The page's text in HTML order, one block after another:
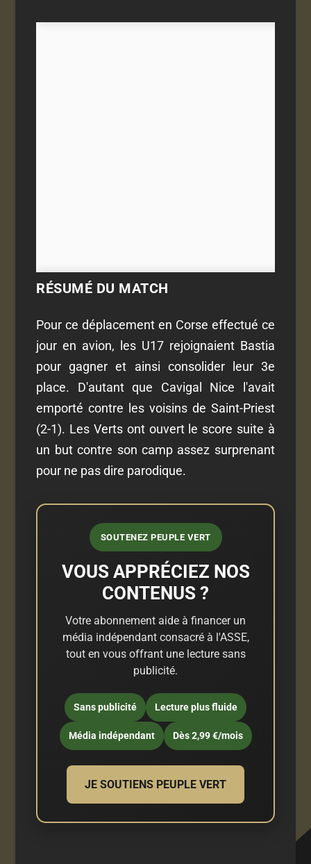
RÉSUMÉ DU MATCH
Pour ce déplacement en Corse effectué ce
jour en avion, les U17 rejoignaient Bastia
pour gagner et ainsi consolider leur 3e
place. D'autant que Cavigal Nice l'avait
emporté contre les voisins de Saint-Priest
(2-1). Les Verts ont ouvert le score suite à
un but contre son camp assez surprenant
pour ne pas dire parodique.
SOUTENEZ PEUPLE VERT
VOUS APPRÉCIEZ NOS
CONTENUS ?
Votre abonnement aide à financer un
média indépendant consacré à l'ASSE,
tout en vous offrant une lecture sans
publicité.
Sans publicité Lecture plus fluide
Média indépendant Dès 2,99 €/mois
JE SOUTIENS PEUPLE VERT